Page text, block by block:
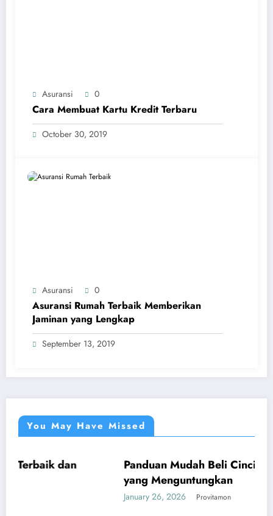
Asuransi 0
Cara Membuat Kartu Kredit Terbaru
October 30, 2019
Asuransi 0
Asuransi Rumah Terbaik Memberikan
Jaminan yang Lengkap
September 13, 2019
You May Have Missed
UMUM
Panduan Mudah Beli Cincin Berlian
yang Menguntungkan
Provitamon